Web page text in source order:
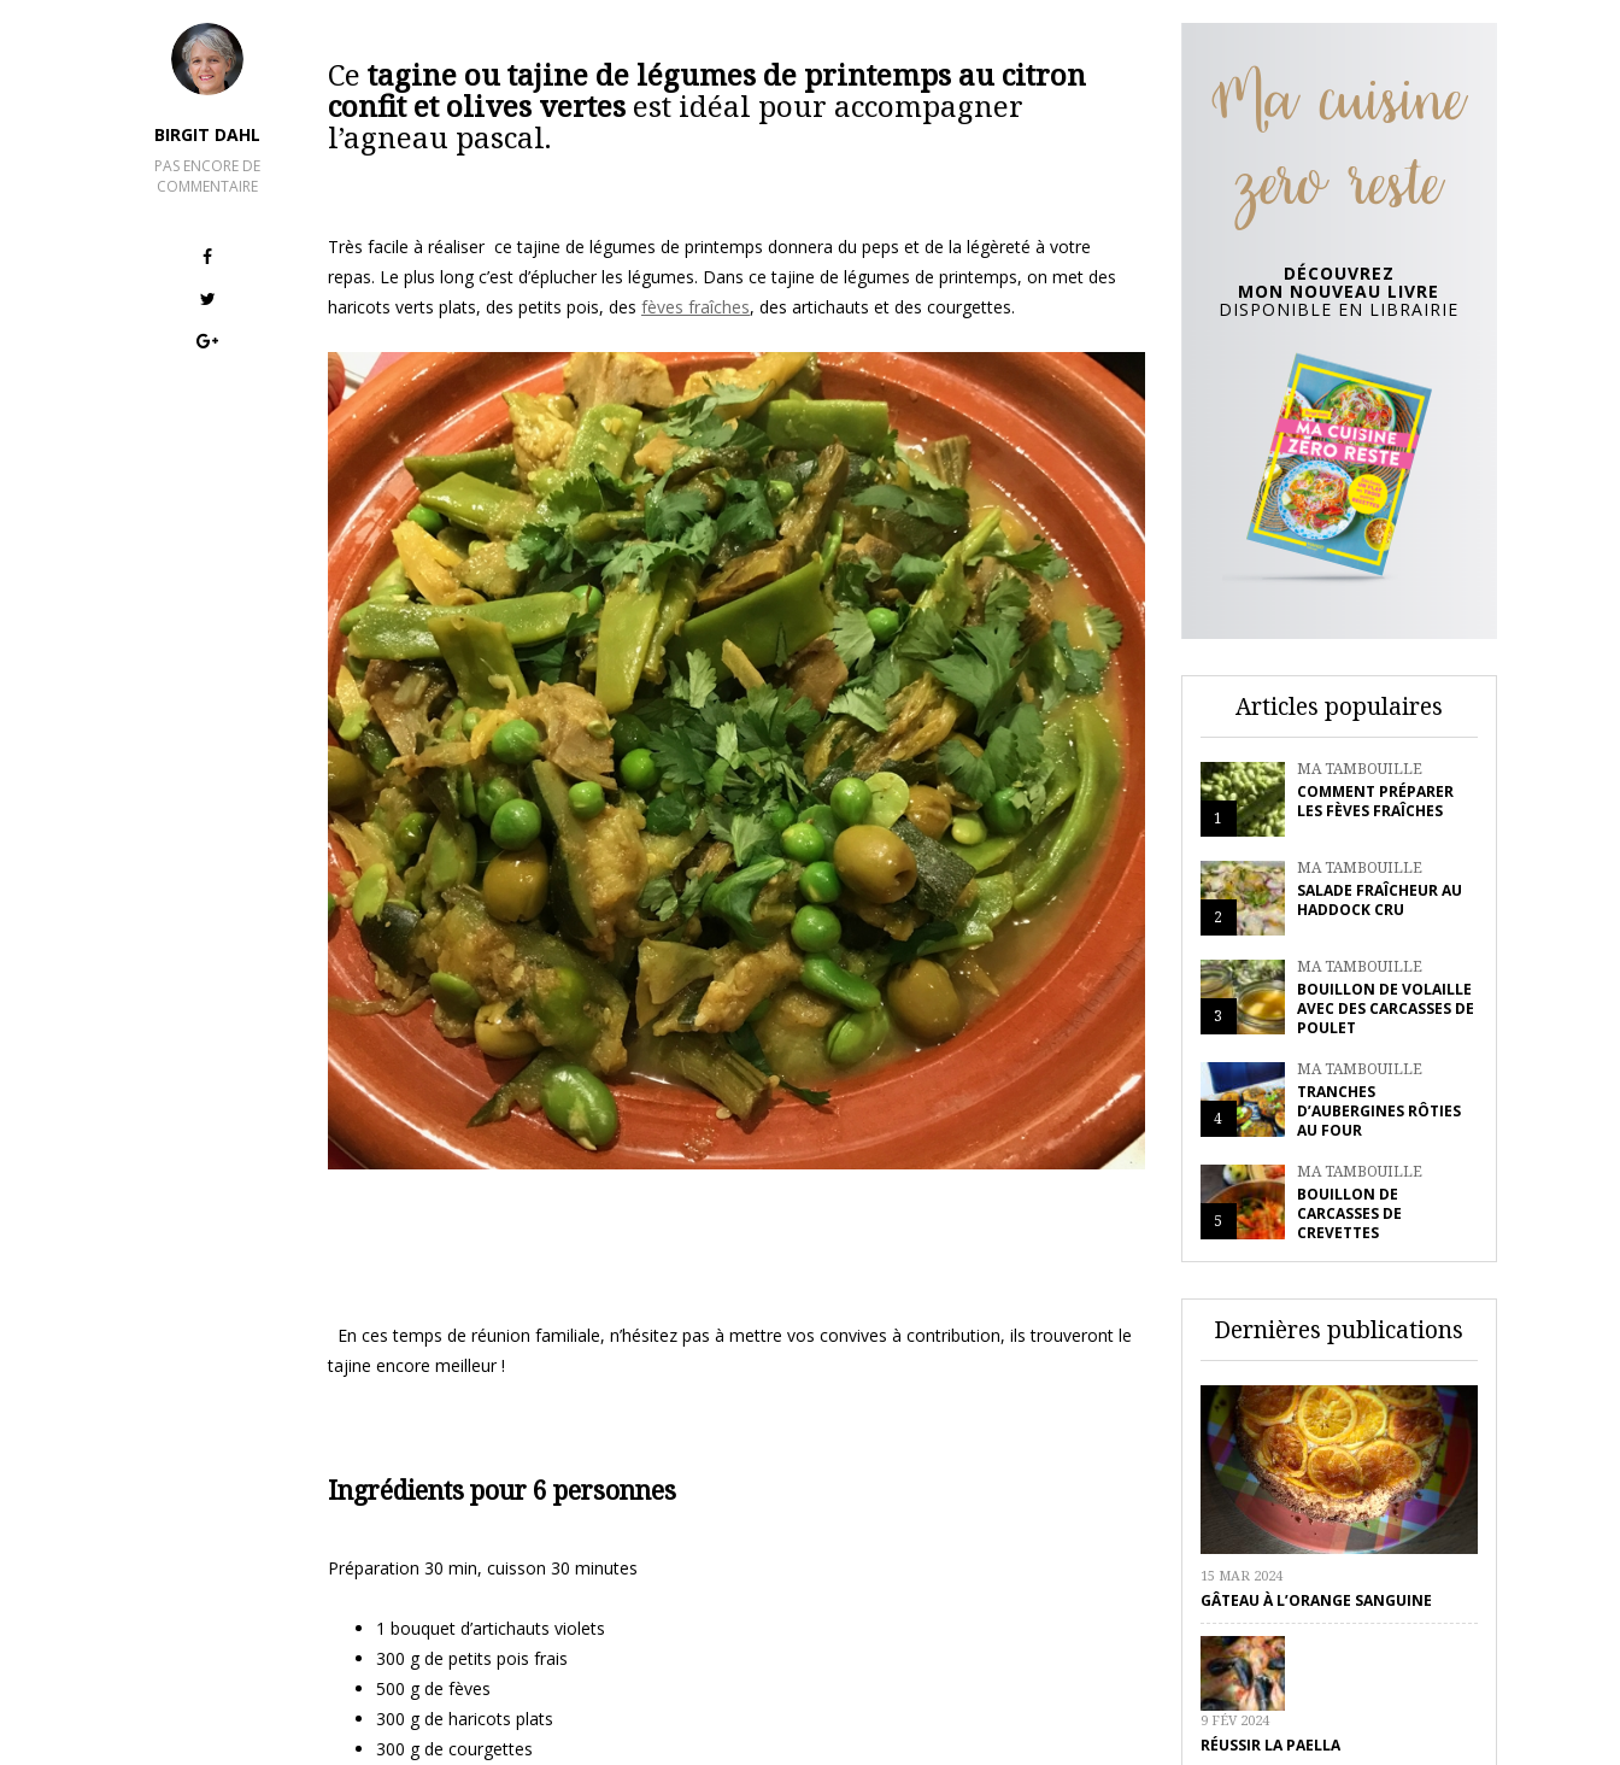
BIRGIT DAHL
PAS ENCORE DE
COMMENTAIRE
Ce tagine ou tajine de légumes de printemps au citron
confit et olives vertes est idéal pour accompagner
l’agneau pascal.
Très facile à réaliser ce tajine de légumes de printemps donnera du peps et de la légèreté à votre
repas. Le plus long c’est d’éplucher les légumes. Dans ce tajine de légumes de printemps, on met des
haricots verts plats, des petits pois, des fèves fraîches, des artichauts et des courgettes.
En ces temps de réunion familiale, n’hésitez pas à mettre vos convives à contribution, ils trouveront le
tajine encore meilleur !
Ingrédients pour 6 personnes
Préparation 30 min, cuisson 30 minutes
1 bouquet d’artichauts violets
300 g de petits pois frais
500 g de fèves
300 g de haricots plats
300 g de courgettes
Ma cuisine
zero reste
DÉCOUVREZ
MON NOUVEAU LIVRE
DISPONIBLE EN LIBRAIRIE
Articles populaires
1
MA TAMBOUILLE
COMMENT PRÉPARER
LES FÈVES FRAÎCHES
2
MA TAMBOUILLE
SALADE FRAÎCHEUR AU
HADDOCK CRU
3
MA TAMBOUILLE
BOUILLON DE VOLAILLE
AVEC DES CARCASSES DE
POULET
4
MA TAMBOUILLE
TRANCHES
D’AUBERGINES RÔTIES
AU FOUR
5
MA TAMBOUILLE
BOUILLON DE
CARCASSES DE
CREVETTES
Dernières publications
15 MAR 2024
GÂTEAU À L’ORANGE SANGUINE
9 FÉV 2024
RÉUSSIR LA PAELLA